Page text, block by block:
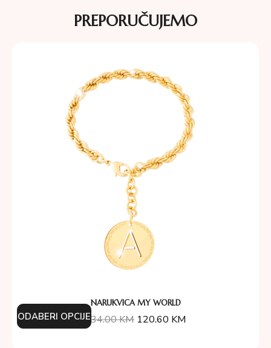
PREPORUČUJEMO
NARUKVICA MY WORLD
134.00KM 120.60 KM
ODABERI OPCIJE